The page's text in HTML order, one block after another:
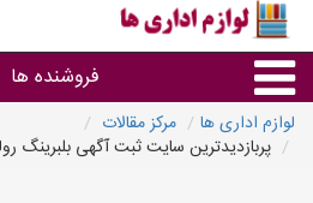
فروشنده ها
گروه ها
لوازم اداری ها
مرکز مقالات
پربازدیدترین سایت ثبت آگهی بلبرینگ